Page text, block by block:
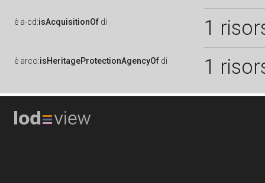
è a-cd:isAcquisitionOf di 1
è arco:isHeritageProtectionAgencyOf di 1